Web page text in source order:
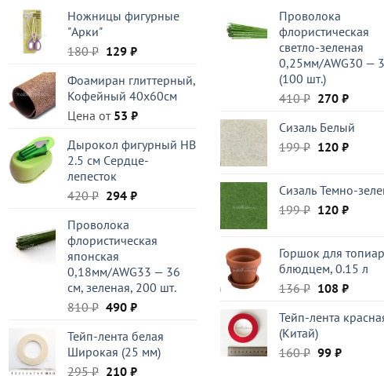
Ножницы фигурные
"Арки"
180₽ Первоначальная
составляла
180 ₽.
129 ₽Текущая
129 ₽.
Фоамиран глиттерный,
Кофейный 40x60см
Цена от 53 ₽
Дырокол фигурный HB
2.5 см Cердце-
лепесток
420₽ Первоначальная
составляла
420 ₽.
294 ₽Текущая
Проволока
флористическая
японская
0,18мм/AWG33 — 36
см, зеленая, 200 шт.
810₽ Первоначальная
составляла
810 ₽.
490 ₽Текущая
490 ₽.
Тейп-лента белая
Широкая (25 мм)
295₽ Первоначальная
210 ₽Текущая
Проволока
флористическая
светло-зеленая
0,25мм/AWG30 —
(100 шт.)
410₽
составляла
410 ₽.
270 ₽
270 ₽.
Сизаль Белый
199₽
199 ₽.
120 ₽
Сизаль Темно-
199₽
199 ₽.
120 ₽
Горшок для
блюдцем, 0.15 л
136₽
составляла
136 ₽.
108 ₽
108 ₽.
Тейп-лента
(Китай)
160₽ 99 ₽Текущая